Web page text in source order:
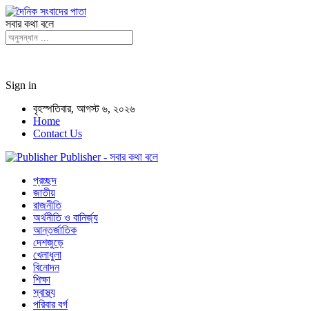
সবার কথা বলে
Sign in
বৃহস্পতিবার, আগস্ট ৬, ২০২৬
Home
Contact Us
Publisher - সবার কথা বলে
প্রচ্ছদ
জাতীয়
রাজনীতি
অর্থনীতি ও বানির্জ্য
আন্তর্জাতিক
দেশজুড়ে
খেলাধুলা
বিনোদন
শিক্ষা
স্বাস্থ্য
পরিবার বর্গ